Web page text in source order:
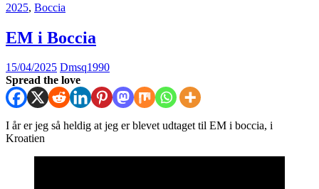
2025, Boccia
EM i Boccia
15/04/2025 Dmsq1990
Spread the love
I år er jeg så heldig at jeg er blevet udtaget til EM i boccia, i
Kroatien